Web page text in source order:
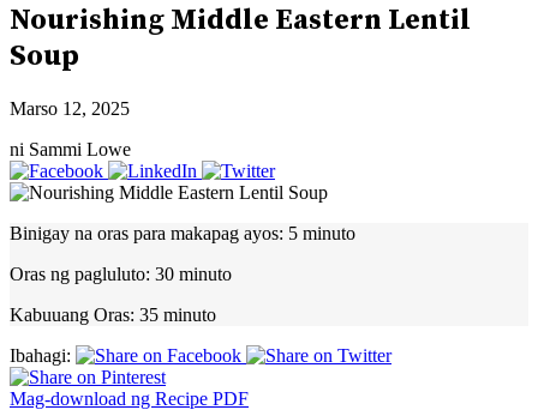
Nourishing Middle Eastern Lentil
Soup
Marso 12, 2025
ni Sammi Lowe
Binigay na oras para makapag ayos: 5 minuto
Oras ng pagluluto: 30 minuto
Kabuuang Oras: 35 minuto
Ibahagi:
Mag-download ng Recipe PDF